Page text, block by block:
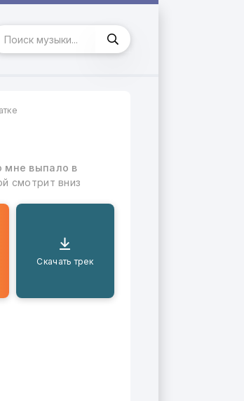
мне выпало в
смотрит вниз
Скачать трек